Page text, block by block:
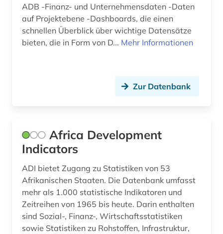
codierung (1)
comesa-staaten (1)
daten (3)
datenbank genesis (1)
datensammlung (2)
demographie (9)
ADB -Finanz- und Unternehmensdaten -Daten
auf Projektebene -Dashboards, die einen
schnellen Überblick über wichtige Datensätze
bieten, die in Form von D... Mehr Informationen
Zur Datenbank
Africa Development
Indicators
ADI bietet Zugang zu Statistiken von 53
Afrikanischen Staaten. Die Datenbank umfasst
mehr als 1.000 statistische Indikatoren und
Zeitreihen von 1965 bis heute. Darin enthalten
sind Sozial-, Finanz-, Wirtschaftsstatistiken
sowie Statistiken zu Rohstoffen, Infrastruktur,